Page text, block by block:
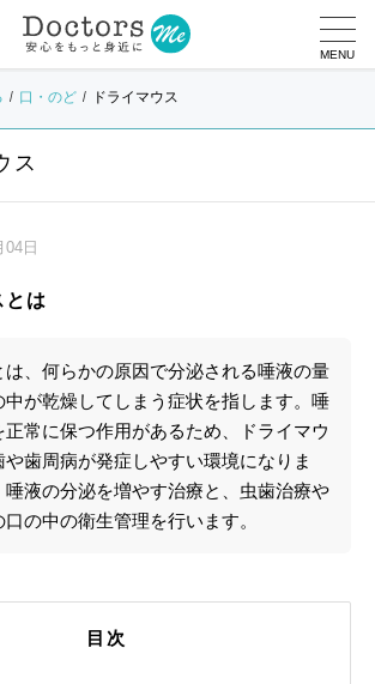
MENU
口・のど ドライマウス
ス
04日
とは
は、何らかの原因で分泌される唾液の量
中が乾燥してしまう症状を指します。唾
常に保つ作用があるため、ドライマウ
や歯周病が発症しやすい環境になりま
液の分泌を増やす治療と、虫歯治療や
の中の衛生管理を行います。
目次